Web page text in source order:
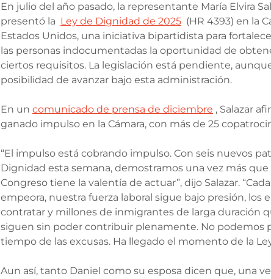
En julio del año pasado, la representante María Elvira
presentó la Ley de Dignidad de 2025 (HR 4393) en la
Estados Unidos, una iniciativa bipartidista para
las personas indocumentadas la oportunidad de
ciertos requisitos. La legislación está pendiente,
posibilidad de avanzar bajo esta administración.
En un comunicado de prensa de diciembre , Salazar
ganado impulso en la Cámara, con más de 25
“El impulso está cobrando impulso. Con seis nuevos
Dignidad esta semana, demostramos una vez más
Congreso tiene la valentía de actuar”, dijo Salazar.
empeora, nuestra fuerza laboral sigue bajo presión,
contratar y millones de inmigrantes de larga duración
siguen sin poder contribuir plenamente. No podemos
tiempo de las excusas. Ha llegado el momento de la
Aun así, tanto Daniel como su esposa dicen que, una